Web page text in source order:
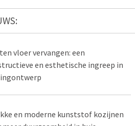
vloer vervangen: een
en esthetische ingreep in
en moderne kunststof kozijnen